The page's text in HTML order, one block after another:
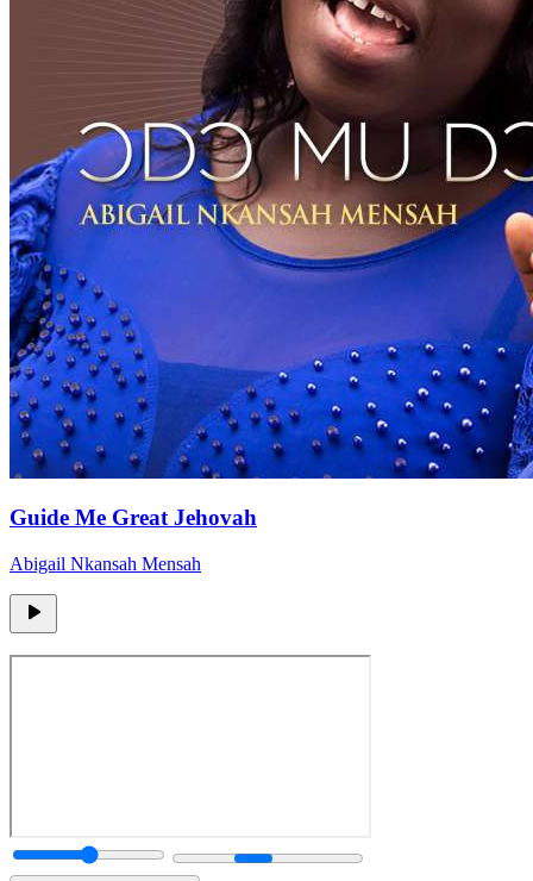
Guide Me Great Jehovah
Abigail Nkansah Mensah